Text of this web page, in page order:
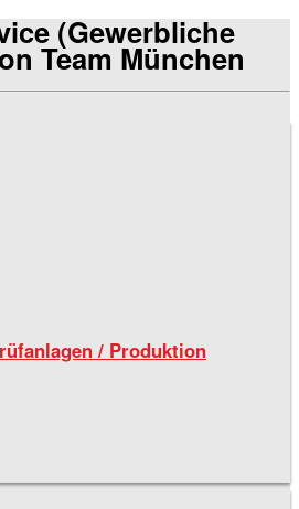
(gewerbliche
Team München
/ Produktion